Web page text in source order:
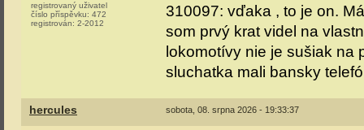
registrovaný uživatel
číslo příspěvku: 472
registrován: 2-2012
310097: vďaka , to je on.
som prvý krat videl na
lokomotívy nie je sušiak na
sluchatka mali bansky
hercules sobota, 08. srpna 2026 - 19:33:37